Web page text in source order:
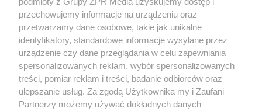
przechowujemy informacje na urządzeniu oraz
przetwarzamy dane osobowe, takie jak unikalne
identyfikatory, standardowe informacje wysyłane przez
urządzenie czy dane przeglądania w celu zapewniania
spersonalizowanych reklam, wybór spersonalizowanych
treści, pomiar reklam i treści, badanie odbiorców oraz
ulepszanie usług. Za zgodą Użytkownika my i Zaufani
Partnerzy możemy używać dokładnych danych